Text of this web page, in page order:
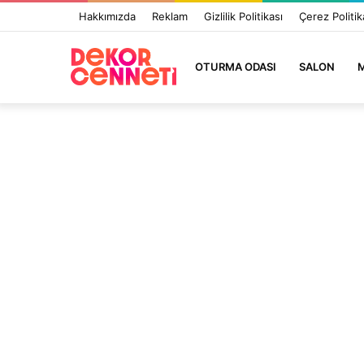
Hakkımızda Reklam Gizlilik Politikası Çerez
OTURMA ODASI SALON